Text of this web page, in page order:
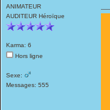
ANIMATEUR
AUDITEUR Héroïque
Karma: 6
Hors ligne
Sexe:
Messages: 555